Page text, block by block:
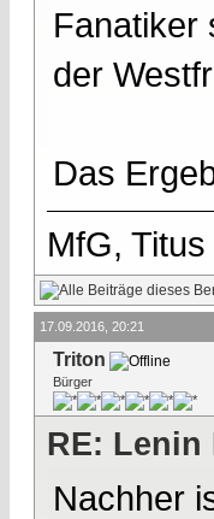
Fanatiker
der
Das
MfG,
17.09.2016, 20:21
Triton
Bürger
RE: Lenin
Nachher